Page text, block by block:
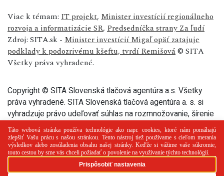
Viac k témam: IT projekt, Minister investícií regionálneho
rozvoja a informatizácie SR, Predsedníčka strany Za ľudí
Zdroj: SITA.sk - Minister investícií Migaľ opäť zatajuje
podklady k podozrivému kšeftu, tvrdí Remišová© SITA
Všetky práva vyhradené.
Copyright © SITA Slovenská tlačová agentúra a.s. Všetky
práva vyhradené. SITA Slovenská tlačová agentúra a. s. si
vyhradzuje právo udeľovať súhlas na rozmnožovanie, šírenie